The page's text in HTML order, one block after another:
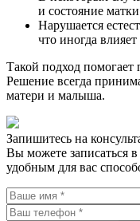
и состояние
Нарушается
что иногда
Такой подход помогает
Решение всегда
матери и малыша.
Запишитесь на
Вы можете записаться
удобным для вас